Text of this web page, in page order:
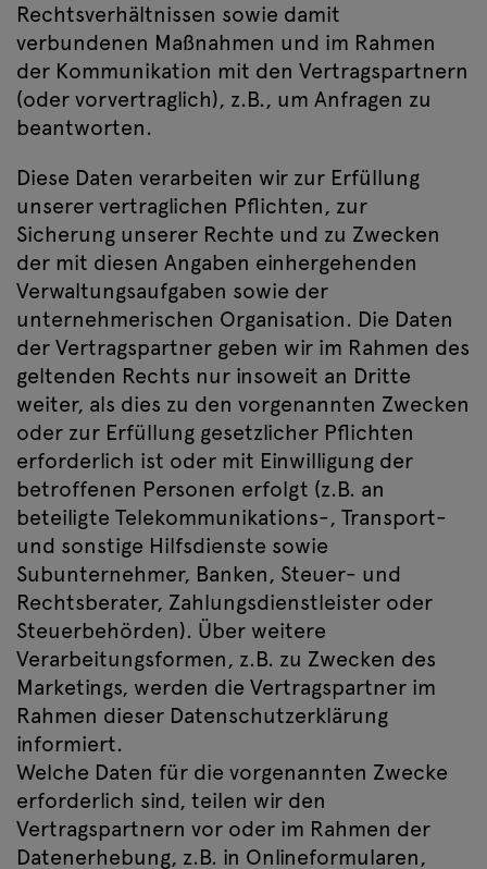
Rechtsverhältnissen sowie damit
verbundenen Maßnahmen und im Rahmen
der Kommunikation mit den Vertragspartnern
(oder vorvertraglich), z.B., um Anfragen zu
beantworten.
Diese Daten verarbeiten wir zur Erfüllung
unserer vertraglichen Pflichten, zur
Sicherung unserer Rechte und zu Zwecken
der mit diesen Angaben einhergehenden
Verwaltungsaufgaben sowie der
unternehmerischen Organisation. Die Daten
der Vertragspartner geben wir im Rahmen des
geltenden Rechts nur insoweit an Dritte
weiter, als dies zu den vorgenannten Zwecken
oder zur Erfüllung gesetzlicher Pflichten
erforderlich ist oder mit Einwilligung der
betroffenen Personen erfolgt (z.B. an
beteiligte Telekommunikations-, Transport-
und sonstige Hilfsdienste sowie
Subunternehmer, Banken, Steuer- und
Rechtsberater, Zahlungsdienstleister oder
Steuerbehörden). Über weitere
Verarbeitungsformen, z.B. zu Zwecken des
Marketings, werden die Vertragspartner im
Rahmen dieser Datenschutzerklärung
informiert.
Welche Daten für die vorgenannten Zwecke
erforderlich sind, teilen wir den
Vertragspartnern vor oder im Rahmen der
Datenerhebung, z.B. in Onlineformularen,